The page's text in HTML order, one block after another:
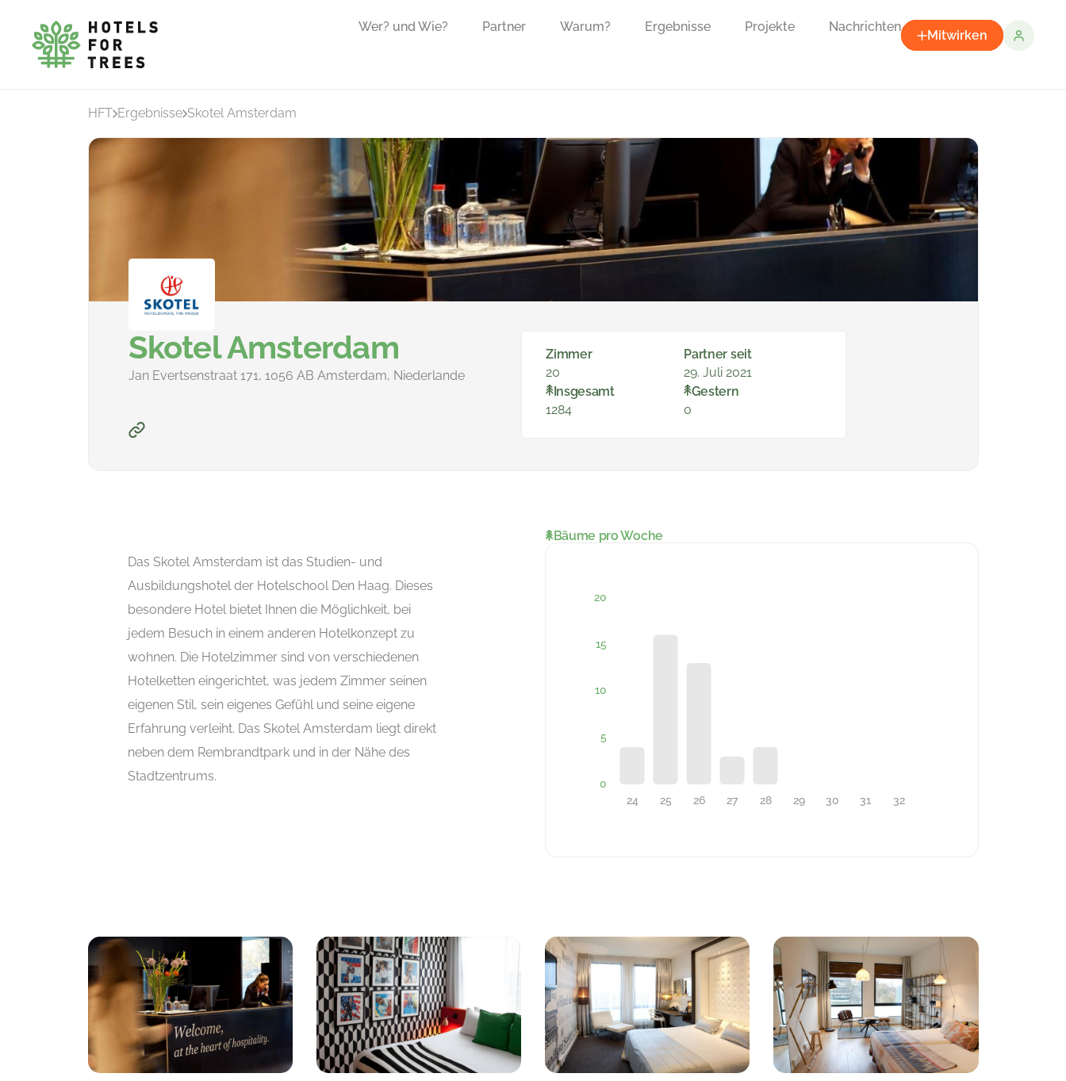
Wer? und Wie? Partner Warum? Ergebnisse Projekte Nachrichten
Mitwirken
HFT Ergebnisse Skotel Amsterdam
Skotel Amsterdam
Jan Evertsenstraat 171, 1056 AB Amsterdam, Niederlande
Zimmer
20
Partner seit
29. Juli 2021
Insgesamt
1284
Gestern
0
Das Skotel Amsterdam ist das Studien- und
Ausbildungshotel der Hotelschool Den Haag. Dieses
besondere Hotel bietet Ihnen die Möglichkeit, bei
jedem Besuch in einem anderen Hotelkonzept zu
wohnen. Die Hotelzimmer sind von verschiedenen
Hotelketten eingerichtet, was jedem Zimmer seinen
eigenen Stil, sein eigenes Gefühl und seine eigene
Erfahrung verleiht. Das Skotel Amsterdam liegt direkt
neben dem Rembrandtpark und in der Nähe des
Stadtzentrums.
Bäume pro Woche